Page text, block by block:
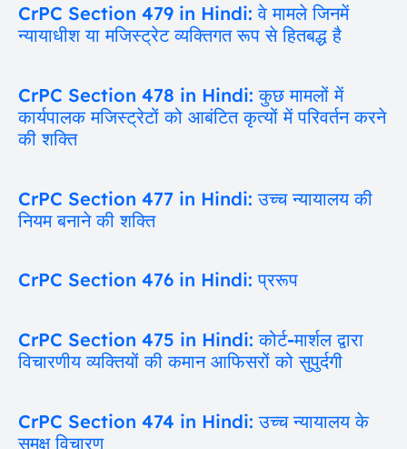
CrPC Section 479 in Hindi: वे मामले जिनमें
न्यायाधीश या मजिस्ट्रेट व्यक्तिगत रूप से हितबद्ध है
CrPC Section 478 in Hindi: कुछ मामलों में
कार्यपालक मजिस्ट्रेटों को आबंटित कृत्यों में परिवर्तन करने
की शक्ति
CrPC Section 477 in Hindi: उच्च न्यायालय की
नियम बनाने की शक्ति
CrPC Section 476 in Hindi: प्ररूप
CrPC Section 475 in Hindi: कोर्ट-मार्शल द्वारा
विचारणीय व्यक्तियों की कमान आफिसरों को सुपुर्दगी
CrPC Section 474 in Hindi: उच्च न्यायालय के
समक्ष विचारण